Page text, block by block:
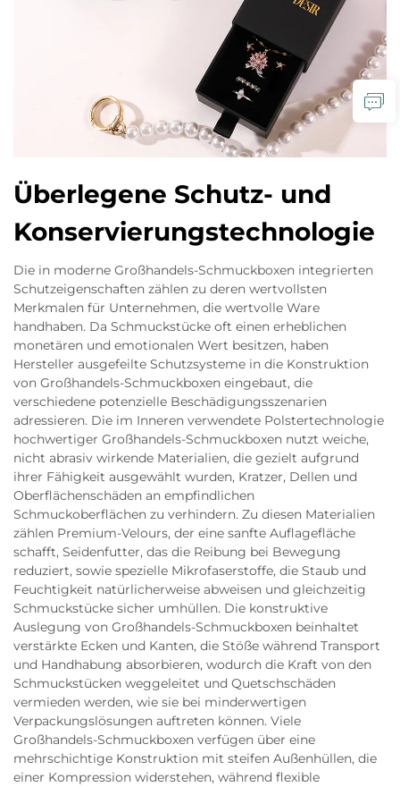
Überlegene Schutz- und
Konservierungstechnologie
Die in moderne Großhandels-Schmuckboxen integrierten
Schutzeigenschaften zählen zu deren wertvollsten
Merkmalen für Unternehmen, die wertvolle Ware
handhaben. Da Schmuckstücke oft einen erheblichen
monetären und emotionalen Wert besitzen, haben
Hersteller ausgefeilte Schutzsysteme in die Konstruktion
von Großhandels-Schmuckboxen eingebaut, die
verschiedene potenzielle Beschädigungsszenarien
adressieren. Die im Inneren verwendete Polstertechnologie
hochwertiger Großhandels-Schmuckboxen nutzt weiche,
nicht abrasiv wirkende Materialien, die gezielt aufgrund
ihrer Fähigkeit ausgewählt wurden, Kratzer, Dellen und
Oberflächenschäden an empfindlichen
Schmuckoberflächen zu verhindern. Zu diesen Materialien
zählen Premium-Velours, der eine sanfte Auflagefläche
schafft, Seidenfutter, das die Reibung bei Bewegung
reduziert, sowie spezielle Mikrofaserstoffe, die Staub und
Feuchtigkeit natürlicherweise abweisen und gleichzeitig
Schmuckstücke sicher umhüllen. Die konstruktive
Auslegung von Großhandels-Schmuckboxen beinhaltet
verstärkte Ecken und Kanten, die Stöße während Transport
und Handhabung absorbieren, wodurch die Kraft von den
Schmuckstücken weggeleitet und Quetschschäden
vermieden werden, wie sie bei minderwertigen
Verpackungslösungen auftreten können. Viele
Großhandels-Schmuckboxen verfügen über eine
mehrschichtige Konstruktion mit steifen Außenhüllen, die
einer Kompression widerstehen, während flexible